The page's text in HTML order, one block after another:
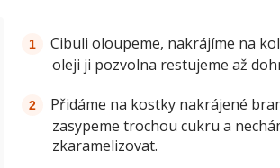
Cibuli oloupeme, nakrájíme na
oleji ji pozvolna restujeme až
Přidáme na kostky nakrájené
zasypeme trochou cukru a
zkaramelizovat.